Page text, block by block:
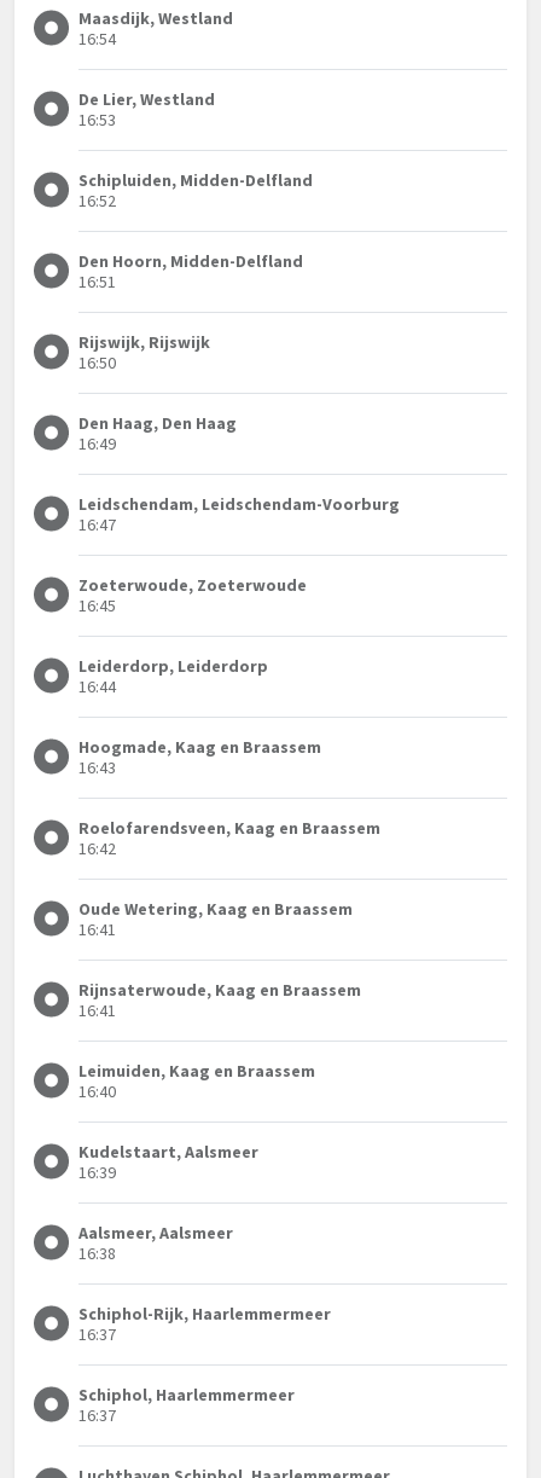
Maasdijk, Westland
16:54
De Lier, Westland
16:53
Schipluiden, Midden-Delfland
16:52
Den Hoorn, Midden-Delfland
16:51
Rijswijk, Rijswijk
16:50
Den Haag, Den Haag
16:49
Leidschendam, Leidschendam-Voorburg
16:47
Zoeterwoude, Zoeterwoude
16:45
Leiderdorp, Leiderdorp
16:44
Hoogmade, Kaag en Braassem
16:43
Roelofarendsveen, Kaag en Braassem
16:42
Oude Wetering, Kaag en Braassem
16:41
Rijnsaterwoude, Kaag en Braassem
16:41
Leimuiden, Kaag en Braassem
16:40
Kudelstaart, Aalsmeer
16:39
Aalsmeer, Aalsmeer
16:38
Schiphol-Rijk, Haarlemmermeer
16:37
Schiphol, Haarlemmermeer
16:37